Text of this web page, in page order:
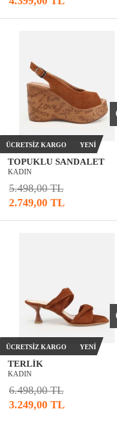
TOPUKLU SANDALET
KADIN
5.498,00 TL
2.749,00 TL
ÜCRETSIZ KARGO YENI
TERLIK
KADIN
6.498,00 TL
3.249,00 TL
ÜCRETSIZ KARGO YENI